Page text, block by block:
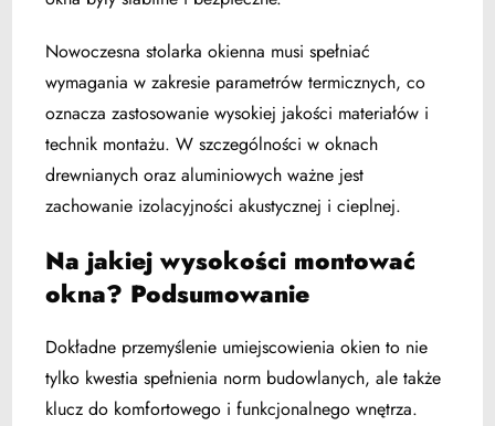
Nowoczesna stolarka okienna musi spełniać
wymagania w zakresie parametrów termicznych, co
oznacza zastosowanie wysokiej jakości materiałów i
technik montażu. W szczególności w oknach
drewnianych oraz aluminiowych ważne jest
zachowanie izolacyjności akustycznej i cieplnej.
Na jakiej wysokości montować
okna? Podsumowanie
Dokładne przemyślenie umiejscowienia okien to nie
tylko kwestia spełnienia norm budowlanych, ale także
klucz do komfortowego i funkcjonalnego wnętrza.